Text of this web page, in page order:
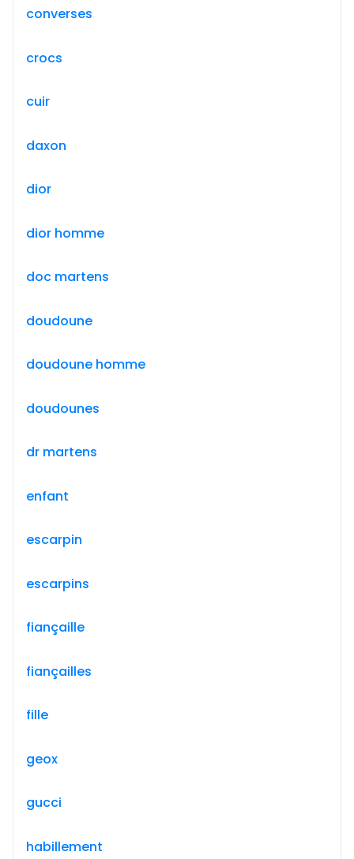
converses
crocs
cuir
daxon
dior
dior homme
doc martens
doudoune
doudoune homme
doudounes
dr martens
enfant
escarpin
escarpins
fiançaille
fiançailles
fille
geox
gucci
habillement